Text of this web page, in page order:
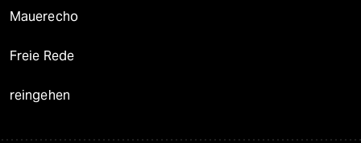
Mauerecho
Freie Rede
reingehen